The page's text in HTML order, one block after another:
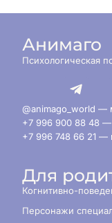
Анимаго
Психологическая
@animago_world —
+7 996 900 88 48
+7 996 748 66 21 —
Для
Когнитивно-
Персонажи